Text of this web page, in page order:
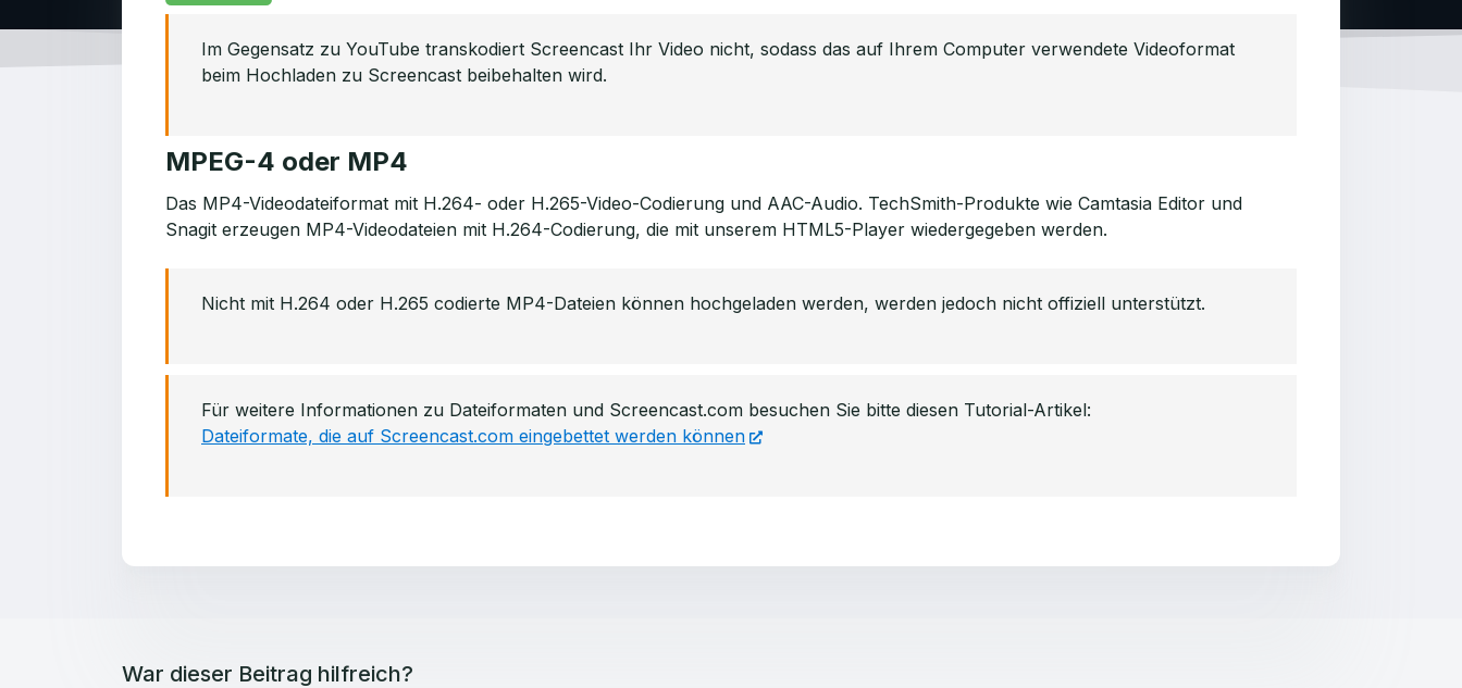
Im Gegensatz zu YouTube transkodiert Screencast Ihr Video nicht, sodass das auf Ihrem Computer verwendete Videoformat
beim Hochladen zu Screencast beibehalten wird.
MPEG-4 oder MP4
Das MP4-Videodateiformat mit H.264- oder H.265-Video-Codierung und AAC-Audio. TechSmith-Produkte wie Camtasia Editor und
Snagit erzeugen MP4-Videodateien mit H.264-Codierung, die mit unserem HTML5-Player wiedergegeben werden.
Nicht mit H.264 oder H.265 codierte MP4-Dateien können hochgeladen werden, werden jedoch nicht offiziell unterstützt.
Für weitere Informationen zu Dateiformaten und Screencast.com besuchen Sie bitte diesen Tutorial-Artikel:
Dateiformate, die auf Screencast.com eingebettet werden können
War dieser Beitrag hilfreich?